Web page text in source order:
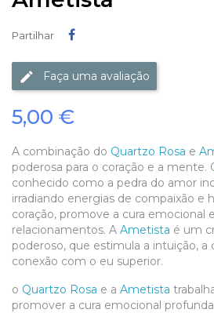
Partilhar
Faça uma avaliação
5,00 €
A combinação do Quartzo Rosa e
poderosa para o coração e a mente.
conhecido como a pedra do amor
irradiando energias de compaixão e
coração, promove a cura emocional
relacionamentos. A Ametista é um
poderoso, que estimula a intuição, a
conexão com o eu superior.
o Quartzo Rosa e a Ametista
promover a cura emocional